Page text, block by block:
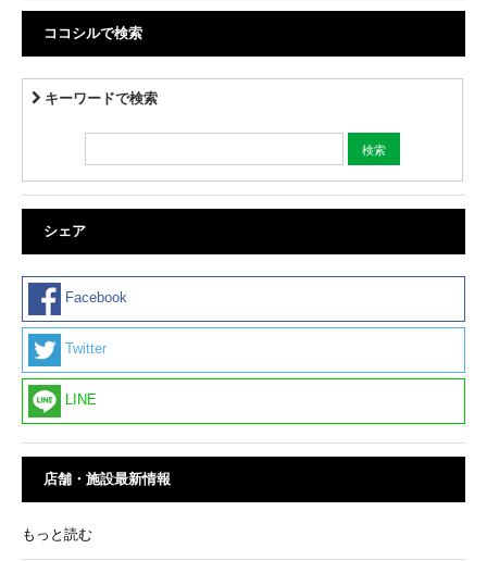
ココシルで検索
キーワードで検索
シェア
Facebook
Twitter
LINE
店舗・施設最新情報
もっと読む